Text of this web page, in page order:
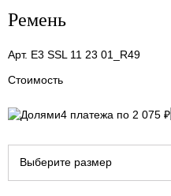
Ремень
Арт. E3 SSL 11 23 01_R49
Стоимость
4 платежа по 2 075 ₽
Выберите размер